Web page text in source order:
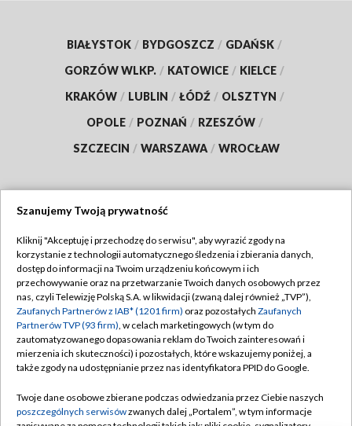
BIAŁYSTOK / BYDGOSZCZ / GDAŃSK /
GORZÓW WLKP. / KATOWICE / KIELCE /
KRAKÓW / LUBLIN / ŁÓDŹ / OLSZTYN /
OPOLE / POZNAŃ / RZESZÓW /
SZCZECIN / WARSZAWA / WROCŁAW
TVP
Abonament TVP
Emisja w TVP
Centrum informacji TVP
Naziemna Telewizja Cyfrowa
Rada Programowa
Regulamin TVP
Polityka prywatności
Moje zgody
Pomoc
Kontakt
Szanujemy Twoją prywatność
Kliknij "Akceptuję i przechodzę do serwisu", aby wyrazić zgody na
korzystanie z technologii automatycznego śledzenia i zbierania danych,
dostęp do informacji na Twoim urządzeniu końcowym i ich
przechowywanie oraz na przetwarzanie Twoich danych osobowych przez
nas, czyli Telewizję Polską S.A. w likwidacji (zwaną dalej również „TVP”),
Zaufanych Partnerów z IAB* (1201 firm) oraz pozostałych Zaufanych
Partnerów TVP (93 firm), w celach marketingowych (w tym do
zautomatyzowanego dopasowania reklam do Twoich zainteresowań i
mierzenia ich skuteczności) i pozostałych, które wskazujemy poniżej, a
także zgody na udostępnianie przez nas identyfikatora PPID do Google.
Twoje dane osobowe zbierane podczas odwiedzania przez Ciebie naszych
poszczególnych serwisówzwanych dalej „Portalem”, w tym informacje